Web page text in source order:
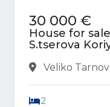
30 000 €
House for
S.tserova
Veliko
2